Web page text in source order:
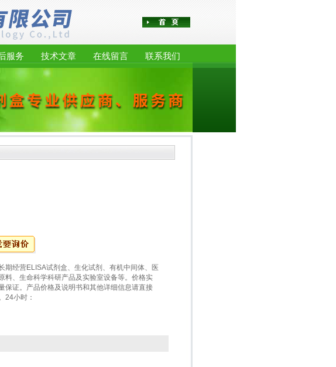
服务 技术文章 在线留言 联系我们
期经营ELISA试剂盒、生化试剂、有机中间体、医
料、生命科学科研产品及实验室设备等。价格实
保证。产品价格及说明书和其他详细信息请直接
24小时：